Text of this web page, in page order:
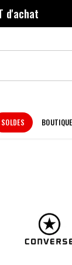
d'achat
SOLDES